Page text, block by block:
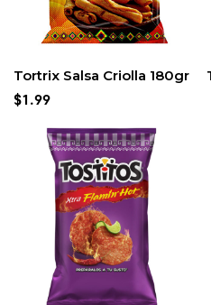
Tortrix Salsa Criolla 180gr
$1.99